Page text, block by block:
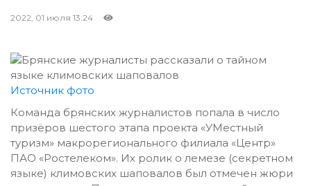
2022, 01 июля 13:24
Источник фото
Команда брянских журналистов попала в число
призёров шестого этапа проекта «УМестный
туризм» макрорегионального филиала «Центр»
ПАО «Ростелеком». Их ролик о лемезе (секретном
языке) климовских шаповалов был отмечен жюри